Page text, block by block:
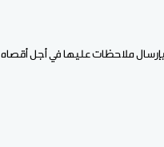
ملاحظات عليها في أجل أقصاه 15 يوما.